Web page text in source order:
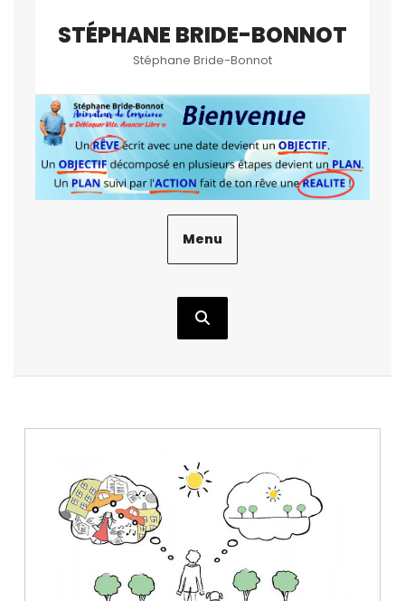
STÉPHANE BRIDE-BONNOT
Stéphane Bride-Bonnot
Menu